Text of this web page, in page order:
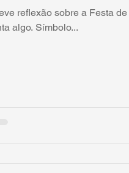
reflexão sobre a Festa
algo. Símbolo...